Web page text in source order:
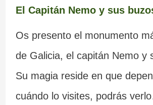
El Capitán Nemo y sus
Os presento el monumento
de Galicia, el capitán Nemo y
Su magia reside en que
cuándo lo visites, podrás